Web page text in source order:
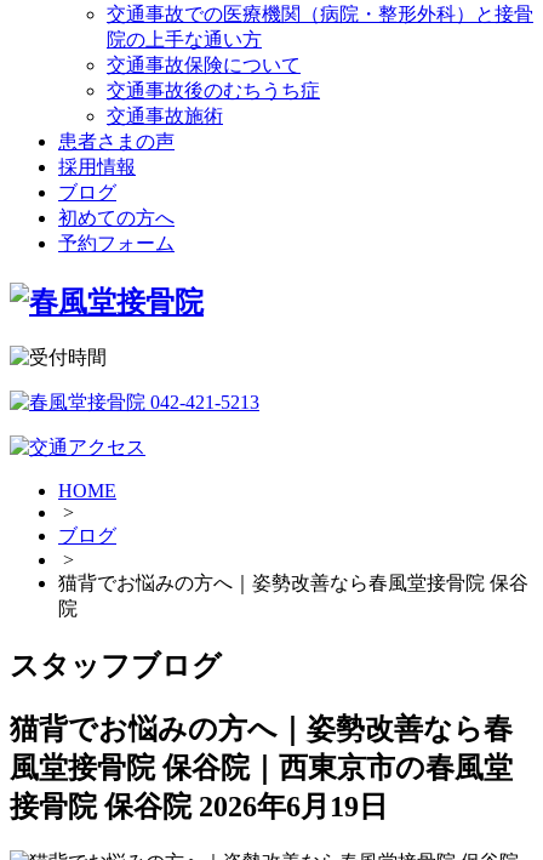
交通事故での医療機関（病院・整形外科）と接骨
院の上手な通い方
交通事故保険について
交通事故後のむちうち症
交通事故施術
患者さまの声
採用情報
ブログ
初めての方へ
予約フォーム
HOME
>
ブログ
>
猫背でお悩みの方へ｜姿勢改善なら春風堂接骨院 保谷
院
スタッフブログ
猫背でお悩みの方へ｜姿勢改善なら春
風堂接骨院 保谷院｜西東京市の春風堂
接骨院 保谷院 2026年6月19日